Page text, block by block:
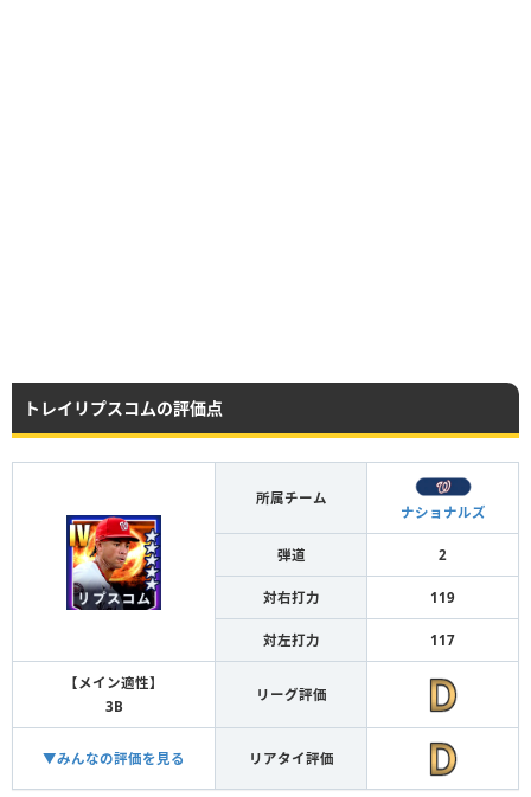
トレイリプスコムの評価点
所属チーム
ナショナルズ
弾道 2
対右打力 119
対左打力 117
【メイン適性】
3B
リーグ評価
▼みんなの評価を見る リアタイ評価